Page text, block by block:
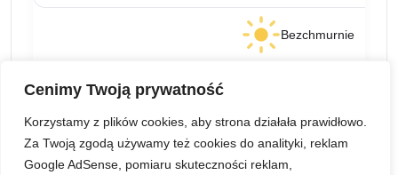
Cenimy Twoją prywatność
Korzystamy z plików cookies, aby strona działała prawidłowo.
Za Twoją zgodą używamy też cookies do analityki, reklam
Google AdSense, pomiaru skuteczności reklam,
Bezchmurnie
0 mm (0%)